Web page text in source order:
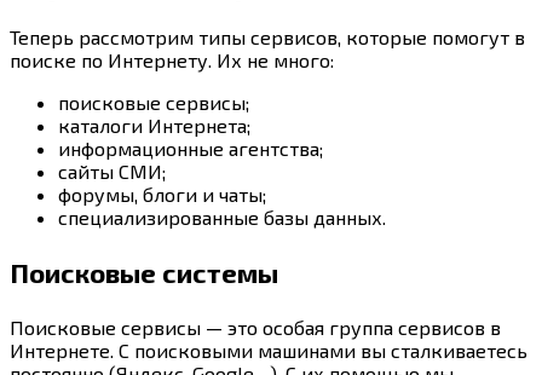
Теперь рассмотрим типы сервисов, которые помогут в
поиске по Интернету. Их не много:
поисковые сервисы;
каталоги Интернета;
информационные агентства;
сайты СМИ;
форумы, блоги и чаты;
специализированные базы данных.
Поисковые системы
Поисковые сервисы — это особая группа сервисов в
Интернете. С поисковыми машинами вы сталкиваетесь